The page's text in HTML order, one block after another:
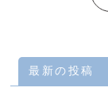
最新の投稿